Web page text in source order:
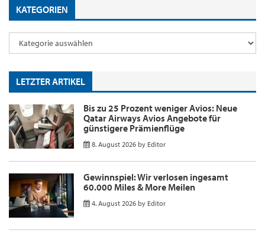
KATEGORIEN
LETZTER ARTIKEL
Bis zu 25 Prozent weniger Avios: Neue
Qatar Airways Avios Angebote für
günstigere Prämienflüge
8. August 2026 by Editor
Gewinnspiel: Wir verlosen ingesamt
60.000 Miles & More Meilen
4. August 2026 by Editor